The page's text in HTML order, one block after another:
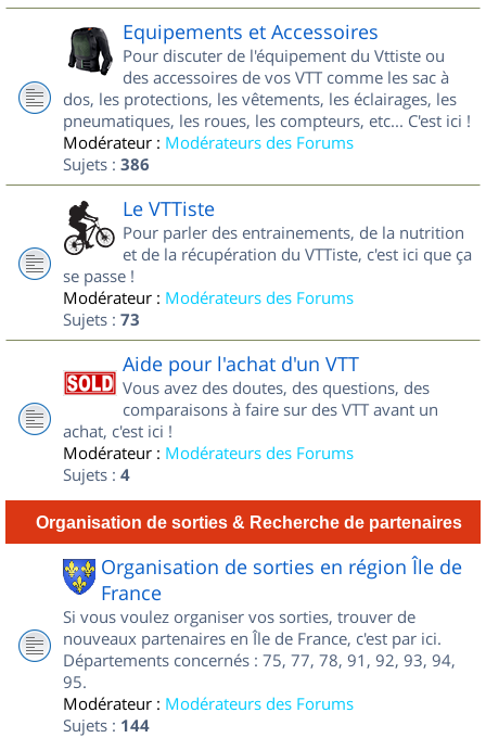
Equipements et Accessoires
Pour discuter de l'équipement du Vttiste ou
des accessoires de vos VTT comme les sac à
dos, les protections, les vêtements, les éclairages, les
pneumatiques, les roues, les compteurs, etc... C'est ici !
Modérateur : Modérateurs des Forums
Sujets : 386
Le VTTiste
Pour parler des entrainements, de la nutrition
et de la récupération du VTTiste, c'est ici que ça
se passe !
Modérateur : Modérateurs des Forums
Sujets : 73
Aide pour l'achat d'un VTT
Vous avez des doutes, des questions, des
comparaisons à faire sur des VTT avant un
achat, c'est ici !
Modérateur : Modérateurs des Forums
Sujets : 4
Organisation de sorties & Recherche de partenaires
Organisation de sorties en région Île de
France
Si vous voulez organiser vos sorties, trouver de
nouveaux partenaires en Île de France, c'est par ici.
Départements concernés : 75, 77, 78, 91, 92, 93, 94,
95.
Modérateur : Modérateurs des Forums
Sujets : 144